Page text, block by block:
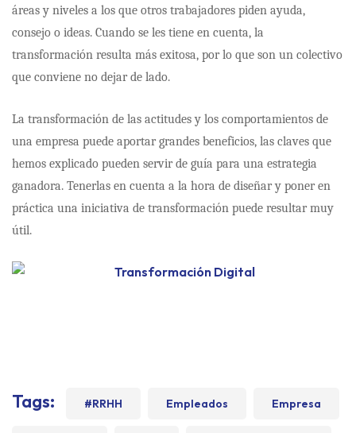
áreas y niveles a los que otros trabajadores piden ayuda,
consejo o ideas. Cuando se les tiene en cuenta, la
transformación resulta más exitosa, por lo que son un colectivo
que conviene no dejar de lado.
La transformación de las actitudes y los comportamientos de
una empresa puede aportar grandes beneficios, las claves que
hemos explicado pueden servir de guía para una estrategia
ganadora. Tenerlas en cuenta a la hora de diseñar y poner en
práctica una iniciativa de transformación puede resultar muy
útil.
Tags: #RRHH Empleados Empresa